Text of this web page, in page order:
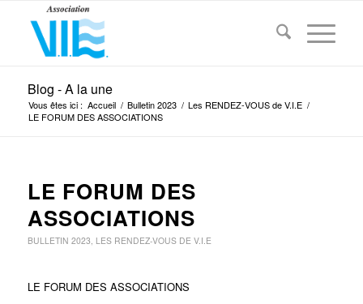
Blog - A la une
Vous êtes ici : Accueil / Bulletin 2023 / Les RENDEZ-VOUS de V.I.E /
LE FORUM DES ASSOCIATIONS
LE FORUM DES
ASSOCIATIONS
BULLETIN 2023, LES RENDEZ-VOUS DE V.I.E
LE FORUM DES ASSOCIATIONS